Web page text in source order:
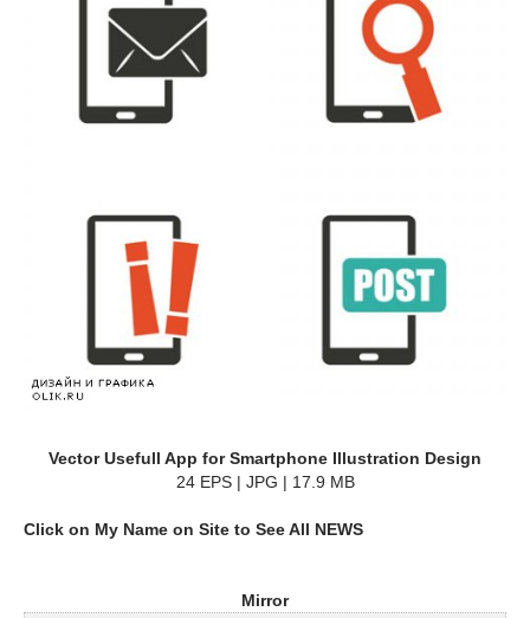
Vector Usefull App for Smartphone Illustration Design
24 EPS | JPG | 17.9 MB
Click on My Name on Site to See All NEWS
Mirror